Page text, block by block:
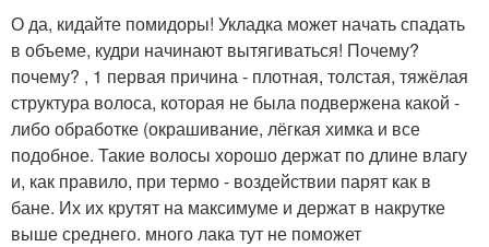
О да, кидайте помидоры! Укладка может начать спадать
в объеме, кудри начинают вытягиваться! Почему?
почему? , 1 первая причина - плотная, толстая, тяжёлая
структура волоса, которая не была подвержена какой -
либо обработке (окрашивание, лёгкая химка и все
подобное. Такие волосы хорошо держат по длине влагу
и, как правило, при термо - воздействии парят как в
бане. Их их крутят на максимуме и держат в накрутке
выше среднего. много лака тут не поможет